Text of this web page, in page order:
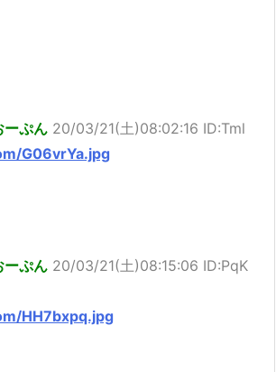
ーぷん 20/03/21(土)08:02:16 ID:Tml
G06vrYa.jpg
ーぷん 20/03/21(土)08:15:06 ID:PqK
HH7bxpq.jpg